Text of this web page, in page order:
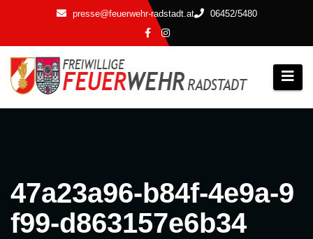
springen
presse@feuerwehr-radstadt.at 06452/5480
47a23a96-b84f-4e9a-9
f99-d863157e6b34